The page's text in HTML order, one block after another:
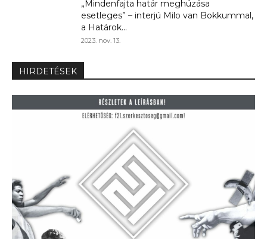
„Mindenfajta határ meghúzása
esetleges” – interjú Milo van Bokkummal,
a Határok...
2023. nov. 13.
HIRDETÉSEK